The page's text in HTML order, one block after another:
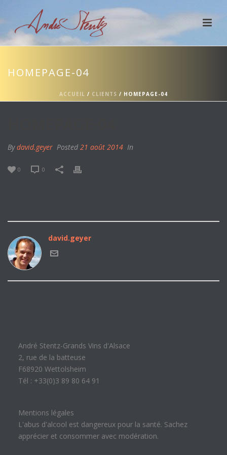
HOMEPAGE-04
ACCUEIL / CLIENTS / HOMEPAGE-04
Bydavid.geyer Posted 21 août 2014 In
0 0
david.geyer
André Stentz-Grands Vins d'Alsace
2, rue de la batteuse
F68920 Wettolsheim
Tél : +33(0)3 89 80 64 91
Mentions légales
L'abus d'alcool est dangereux pour la santé. Sachez
apprécier et consommer avec modération.